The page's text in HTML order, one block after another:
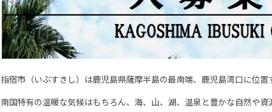
指宿市（いぶすきし）は鹿児島県薩摩半島の最南端、鹿児島湾口に位
南国特有の温暖な気候はもちろん、海、山、湖、温泉と豊かな自然や